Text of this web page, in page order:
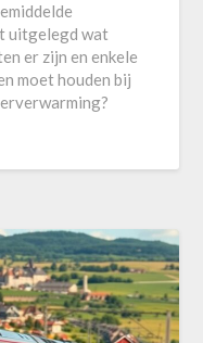
uitgelegd wat
er zijn en enkele
moet houden bij